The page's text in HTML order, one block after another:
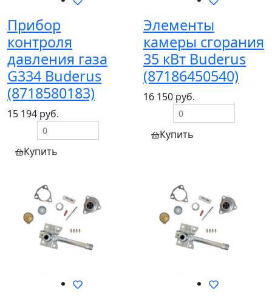
Прибор
контроля
давления газа
G334 Buderus
(8718580183)
15 194 руб.
Купить
Элементы
камеры сгорания
35 кВт Buderus
(87186450540)
16 150 руб.
Купить